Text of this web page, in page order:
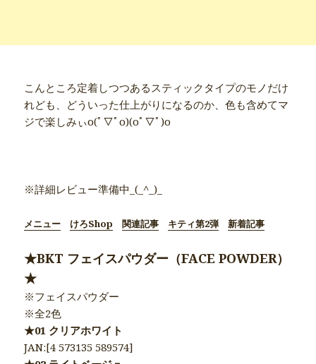
こんところ定着しつつあるスティックタイプのモノだけ
れども、どういった仕上がりになるのか、色も含めてマ
ジで楽しみぃo(ﾟ▽ﾟo)(oﾟ▽ﾟ)o
※詳細レビュー準備中_(_^_)_
メニュー けろShop 関連記事 キティ第2弾 新着記事
★BKT フェイスパウダー（FACE POWDER）
★
※フェイスパウダー
※全2色
★01 クリアホワイト
JAN:[4 573135 589574]